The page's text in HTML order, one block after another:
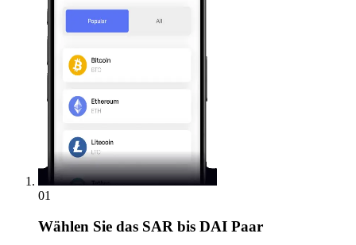
01
Wählen Sie das SAR bis DAI Paar